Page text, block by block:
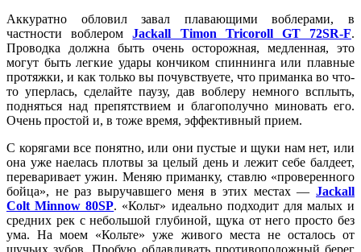
Аккуратно обловил завал плавающими воблерами, в
частности воблеромJackall Timon Tricoroll GT 72SR-F.
Проводка должна быть очень осторожная, медленная, это
могут быть легкие удары кончиком спиннинга или плавные
протяжки, и как только вы почувствуете, что приманка во что-
то уперлась, сделайте паузу, дав воблеру немного всплыть,
подняться над препятствием и благополучно миновать его.
Очень простой и, в тоже время, эффективный прием.
С корягами все понятно, или они пустые и щуки нам нет, или
она уже наелась плотвы за целый день и лежит себе балдеет,
переваривает ужин. Меняю приманку, ставлю «проверенного
бойца», не раз выручавшего меня в этих местах — Jackall
Colt Minnow 80SP. «Кольт» идеально подходит для малых и
средних рек с небольшой глубиной, щука от него просто без
ума. На моем «Кольте» уже живого места не осталось от